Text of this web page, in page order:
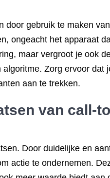
door gebruik te maken
ongeacht het apparaat
maar vergroot je ook
Zorg ervoor dat
aan te trekken.
van call-
Door duidelijke en
actie te ondernemen.